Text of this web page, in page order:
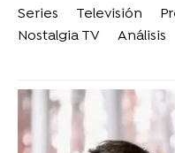
Series Televisión
Nostalgia TV
Análisis